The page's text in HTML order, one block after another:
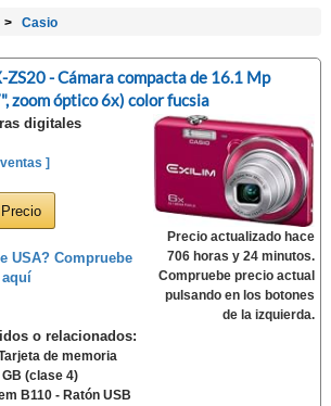
Casio
ZS20 - Cámara compacta de 16.1 Mp
zoom óptico 6x) color fucsia
digitales
]
USA? Compruebe
o relacionados:
de memoria
(clase 4)
B110 - Ratón USB
Precio actualizado hace
706 horas y 24 minutos.
Compruebe precio actual
pulsando en los botones
de la izquierda.